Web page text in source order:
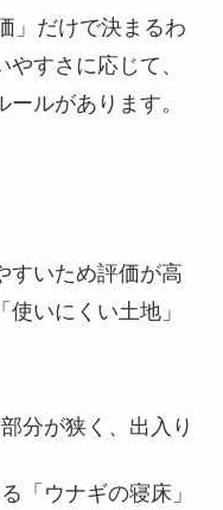
」だけで決まるわ
すさに応じて、
ルがあります。
すいため評価が高
いにくい土地」
分が狭く、出入り
「ウナギの寝床」